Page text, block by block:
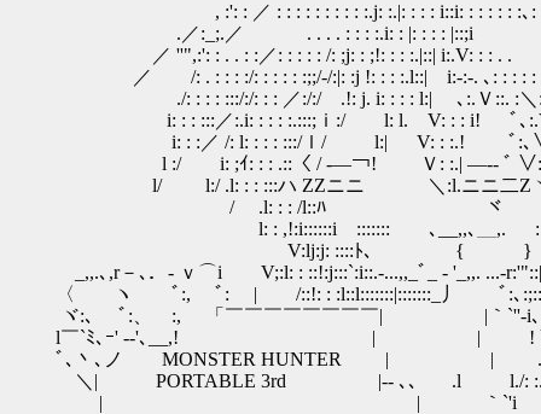
, :': : ／ : : : : : : : : : :.j: :.|: : : : i::i: : : : : : :､: :
.／:_;.／ . . . . : : : :.i: : |: : : : |::;i :
／ ''",:': : . . : :／: : : : : /: ;j: : ;!: : : :.|::| i:.V: : : . .
／ /: . : : : :/: : : : : :;;/-/:|: :j !: : : :.l::| i:‐:-. ､: : : : :
./: : : : :::/:/: : : ／:/:/ .!: j. i: : : : l:| ､:.Ｖ::. :＼: :
i: : : :::／:.i: : : : :.:::;ｉ:/ l: l. V: : : i! ﾞ､:.V::. : : :
i: : :／ /: l: : : : :::/ｌ/ l:| V: : :.! ﾞ:､∨: : : : :
l :/ i: ;ｲ: : : .::〈 / -―￢! Ｖ: :.| ―‐- ﾞ ∨: : : : ﾄ､:
l/ l:/ .l: : : :::ハ ZZニニ ＼:l.ニニ二Zヾ:.:
/ .l: : : /l::ﾊ ヾ ･ ハ:
l: : ,!:i::::::i ::::::: ､__,,､＿,. ::::::: /
V:lj:j: ::::ﾄ､ { } ./
_,,.､,r－､．‐ ｖ⌒i V;:l: : ::!:j:::`:i::.-...,,_ﾞ_ ‐ '_,,. ...-
〈 ヽ ﾞ:, ﾞ: | /::!: : :l::l:::::::|:::::::_丿 ﾞ:､
ヾ:､ ﾞ:、 :, 「￣￣￣￣￣￣￣￣| |｀`''‐i､:|l:
l￣`ﾐ､ｰ' --'､__,! | | ! ﾞ!: :
ﾞ､丶､ノ MONSTER HUNTER | | .l /: :
＼| PORTABLE 3rd |‐- ､、 .l l./: :./
| | ｀`'i l/: :/